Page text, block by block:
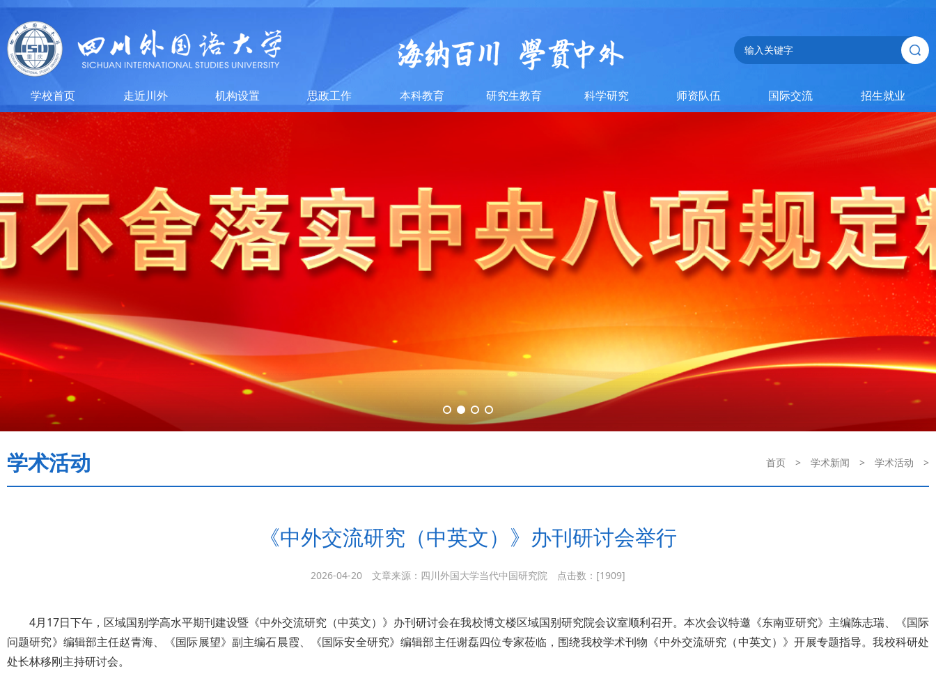
学校首页 走近川外 机构设置 思政工作 本科教育 研究生教育 科学研究 师资队伍 国际交流 招生就业
学术活动 首页 > 学术新闻 > 学术活动 >
《中外交流研究（中英文）》办刊研讨会举行
2026-04-20 文章来源：四川外国大学当代中国研究院 点击数：[1909]
4月17日下午，区域国别学高水平期刊建设暨《中外交流研究（中英文）》办刊研讨会在我校博文楼区域国别研究院会议室顺利召开。本次会议特邀《东南亚研究》主编陈志瑞、《国际
问题研究》编辑部主任赵青海、《国际展望》副主编石晨霞、《国际安全研究》编辑部主任谢磊四位专家莅临，围绕我校学术刊物《中外交流研究（中英文）》开展专题指导。我校科研处
处长林移刚主持研讨会。